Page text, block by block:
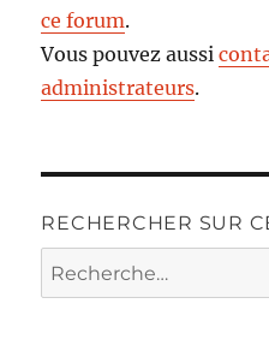
ce forum.
Vous pouvez aussi
administrateurs.
RECHERCHER SUR
Recherche
pour :